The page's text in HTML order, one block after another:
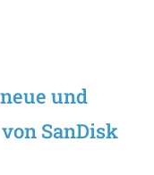
und
SanDisk